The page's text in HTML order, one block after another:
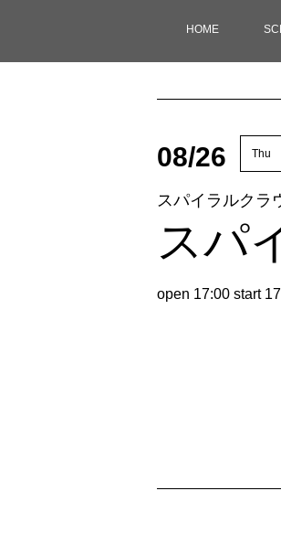
HOME
08/26 Thu
スパイラルクラ
スパ
open 17:00 start